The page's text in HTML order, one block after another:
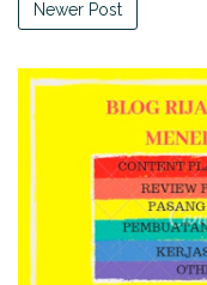
Newer Post